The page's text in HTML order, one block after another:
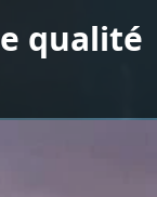
qualité